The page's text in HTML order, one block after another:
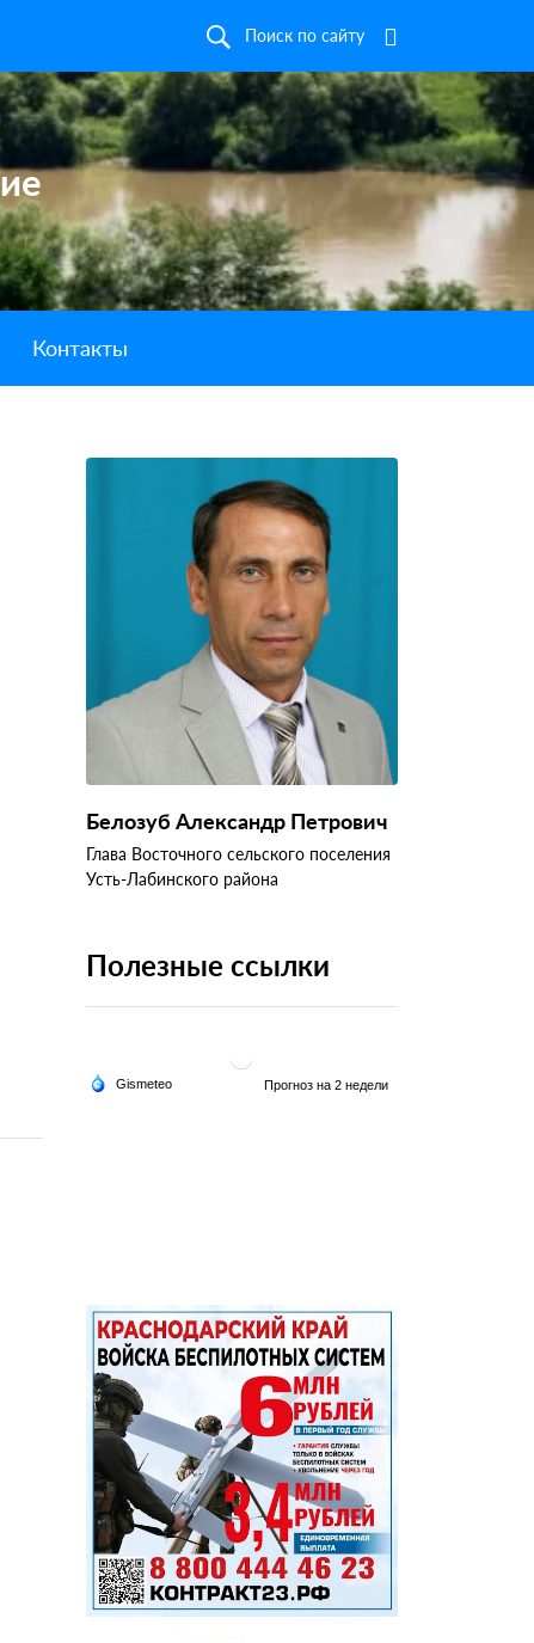
Поиск по сайту
Контакты
Белозуб Александр Петрович
Глава Восточного сельского поселения
Усть-Лабинского района
Полезные ссылки